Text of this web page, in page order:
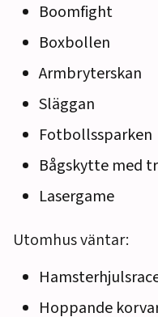
Boomfight
Boxbollen
Armbryterskan
Släggan
Fotbollssparken
Bågskytte med
Lasergame
Utomhus väntar:
Hoppande